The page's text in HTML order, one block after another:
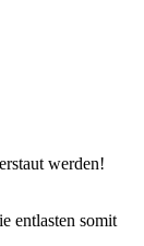
werden!
entlasten somit